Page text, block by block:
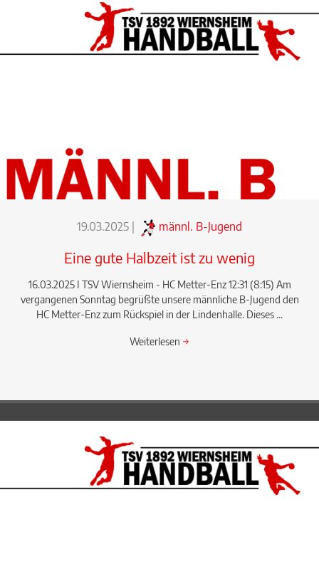
19.03.2025 männl. B-Jugend
Eine gute Halbzeit ist zu wenig
16.03.2025 I TSV Wiernsheim - HC Metter-Enz 12:31 (8:15) Am
vergangenen Sonntag begrüßte unsere männliche B-Jugend den
HC Metter-Enz zum Rückspiel in der Lindenhalle. Dieses ...
Weiterlesen →